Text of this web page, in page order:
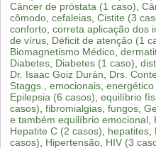
Câncer de próstata (1 caso)
cômodo, cefaleias, Cistite (3
conforto, correta aplicação dos
de vírus, Déficit de atenção (1
Biomagnetismo Médico,
Diabetes, Diabetes (1 caso)
Dr. Isaac Goiz Durán
Drs. Conte
Staggs.
emocionais,
Epilepsia (6 casos) equilíbrio
casos) fibromialgias, fungos,
e também equilíbrio emocional,
Hepatite C (2 casos)
hepatites,
casos)
Hipertensão, HIV (3